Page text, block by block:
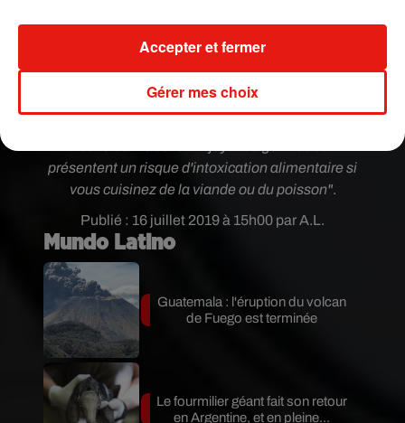
Publié : 16 juillet 2019 à 15h00 par A.L.
poursuivi la professionnelle.
draps une fois par semaine. Les torchons doivent
présentent un risque d'intoxication alimentaire si
vous cuisinez de la viande ou du poisson".
Mundo Latino
Guatemala : l'éruption du volcan
de Fuego est terminée
Le fourmilier géant fait son retour
en Argentine, et en pleine...
Gérer mes choix
Accepter et fermer